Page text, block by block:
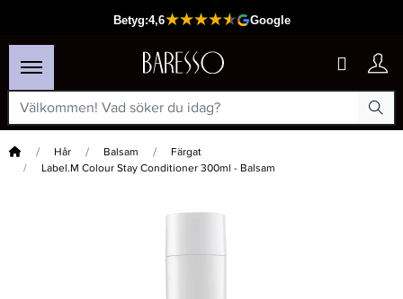
Hem Hår Balsam
Färgat
Label.M Colour Stay Conditioner 300ml - Balsam